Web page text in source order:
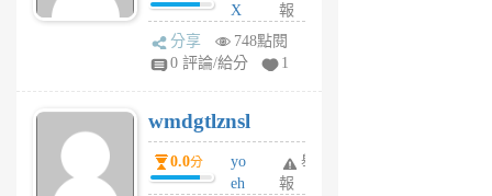
X
Pe
Jc
R
P
m
v
報
分享
748點閱
0 評論/給分
1
wmdgtlznsl
0.0分
yo
eh
舉
報